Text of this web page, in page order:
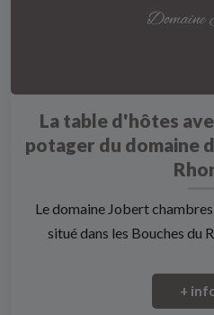
La table d'hôtes
potager du domaine
Le domaine Jobert
situé dans les Bouches du
+